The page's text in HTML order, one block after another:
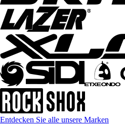
Entdecken Sie alle unsere Marken